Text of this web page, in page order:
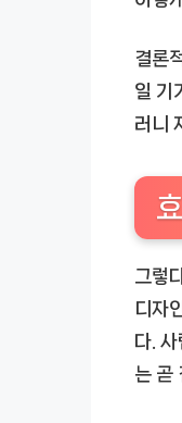
결론
일 기
러니
그렇
디자
다.
는 곧